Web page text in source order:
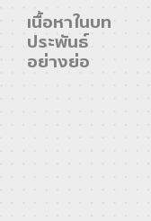
เนื้อหาในบท
ประพันธ์
อย่างย่อ